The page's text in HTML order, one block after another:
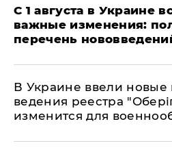
С 1 августа в Украине
важные изменения:
перечень
В Украине ввели новые
ведения реестра
изменится для